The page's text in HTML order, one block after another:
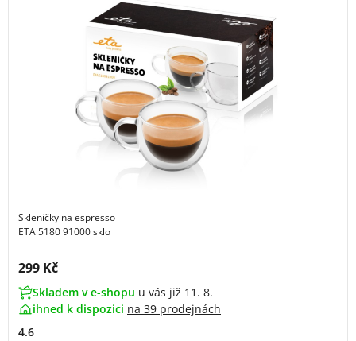
Skleničky na espresso
ETA 5180 91000 sklo
Cena s DPH:
299 Kč
Skladem v e-shopu u vás již 11. 8.
ihned k dispozici na 39 prodejnách
4.6